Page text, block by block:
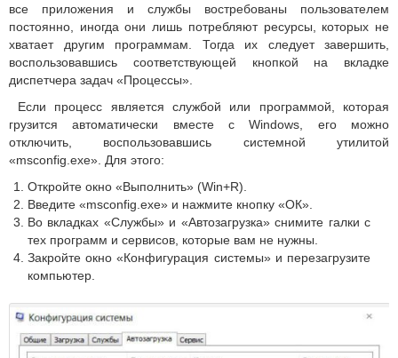
все приложения и службы востребованы пользователем
постоянно, иногда они лишь потребляют ресурсы, которых не
хватает другим программам. Тогда их следует завершить,
воспользовавшись соответствующей кнопкой на вкладке
диспетчера задач «Процессы».
Если процесс является службой или программой, которая
грузится автоматически вместе с Windows, его можно
отключить, воспользовавшись системной утилитой
«msconfig.exe». Для этого:
Откройте окно «Выполнить» (Win+R).
Введите «msconfig.exe» и нажмите кнопку «ОК».
Во вкладках «Службы» и «Автозагрузка» снимите галки с
тех программ и сервисов, которые вам не нужны.
Закройте окно «Конфигурация системы» и перезагрузите
компьютер.